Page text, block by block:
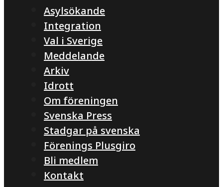
Asylsökande
Integration
Val i Sverige
Meddelande
Arkiv
Idrott
Om föreningen
Svenska Press
Stadgar på svenska
Förenings Plusgiro
Bli medlem
Kontakt